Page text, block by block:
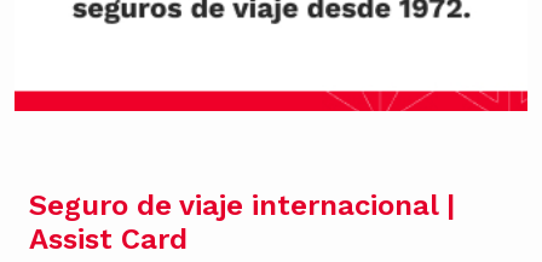
Seguro de viaje internacional |
Assist Card